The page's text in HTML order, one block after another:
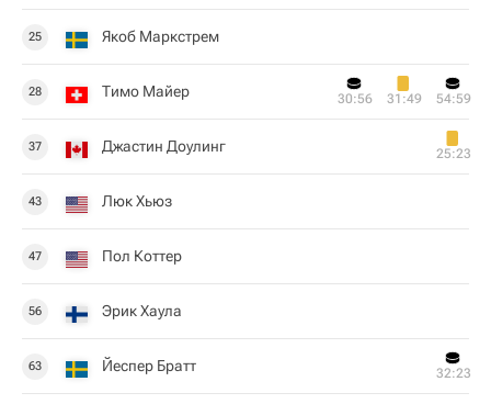
25 Якоб Маркстрем
28 Тимо Майер 30:56 31:49 54:59
37 Джастин Доулинг 25:23
43 Люк Хьюз
47 Пол Коттер
56 Эрик Хаула
63 Йеспер Братт 32:23